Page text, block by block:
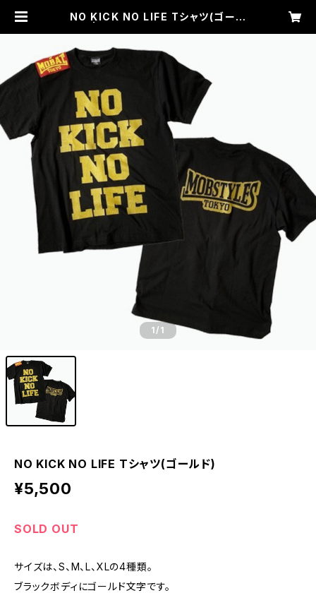
NO KICK NO LIFE Tシャツ(ゴール
1/1
NO KICK NO LIFE Tシャツ(ゴールド)
¥5,500
SOLD OUT
サイズは、S、M、L、XLの4種類。
ブラックボディにゴールド文字です。